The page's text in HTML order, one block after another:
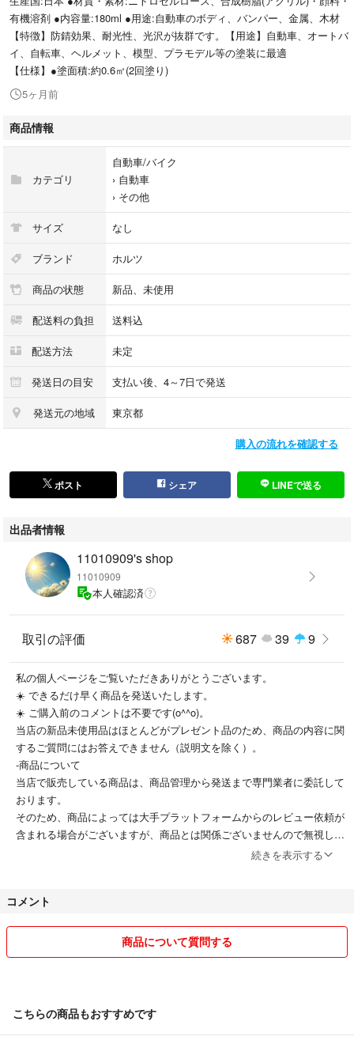
有機溶剤 ●内容量:180ml ●用途:自動車のボディ、バンパー、金属、木材
【特徴】防錆効果、耐光性、光沢が抜群です。【用途】自動車、オートバ
イ、自転車、ヘルメット、模型、プラモデル等の塗装に最適
【仕様】●塗面積:約0.6㎡(2回塗り)
5ヶ月前
商品情報
カテゴリ
自動車/バイク
› 自動車
› その他
サイズ なし
ブランド ホルツ
商品の状態 新品、未使用
配送料の負担 送料込
配送方法 未定
発送日の目安 支払い後、4～7日で発送
発送元の地域 東京都
購入の流れを確認する
ポスト シェア LINEで送る
出品者情報
11010909's shop
11010909
本人確認済
取引の評価 687 39 9
私の個人ページをご覧いただきありがとうございます。
☀️ できるだけ早く商品を発送いたします。
☀️ ご購入前のコメントは不要です(o^^o)。
当店の新品未使用品はほとんどがプレゼント品のため、商品の内容に関
するご質問にはお答えできません（説明文を除く）。
-商品について
当店で販売している商品は、商品管理から発送まで専門業者に委託して
おります。
そのため、商品によっては大手プラットフォームからのレビュー依頼が
含まれる場合がございますが、商品とは関係ございませんので無視して
-委託会社
配送業者の指定はできません。
住所間違い等による返品の場合、送料はご購入者様のご負担となりま
ペット不可。禁煙です。
ご清聴ありがとうございました。
続きを表示する
コメント
商品について質問する
こちらの商品もおすすめです